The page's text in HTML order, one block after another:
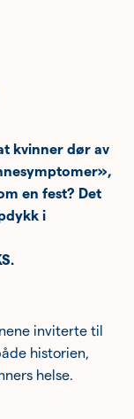
kvinner dør av
en fest? Det
i
.
inviterte til
historien,
helse.